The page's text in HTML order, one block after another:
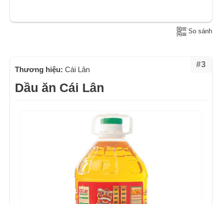
So sánh
#3
Thương hiệu: Cái Lân
Dầu ăn Cái Lân